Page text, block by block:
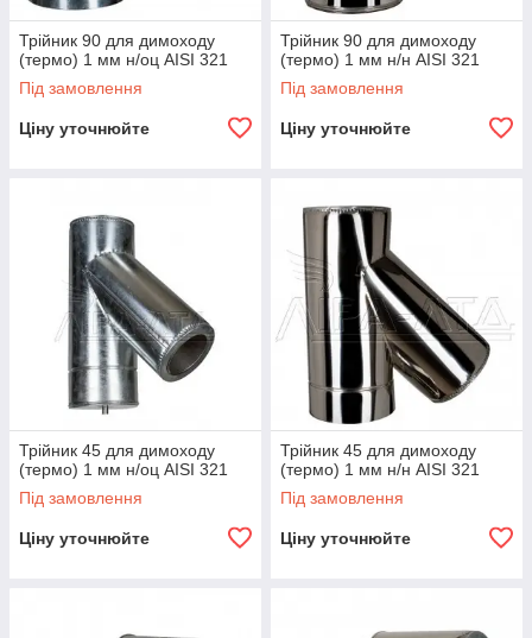
Трійник 90 для димоходу
(термо) 1 мм н/оц AISI 321
Під замовлення
Ціну уточнюйте
Трійник 90 для димоходу
(термо) 1 мм н/н AISI 321
Під замовлення
Ціну уточнюйте
Трійник 45 для димоходу
(термо) 1 мм н/оц AISI 321
Під замовлення
Ціну уточнюйте
Трійник 45 для димоходу
(термо) 1 мм н/н AISI 321
Під замовлення
Ціну уточнюйте